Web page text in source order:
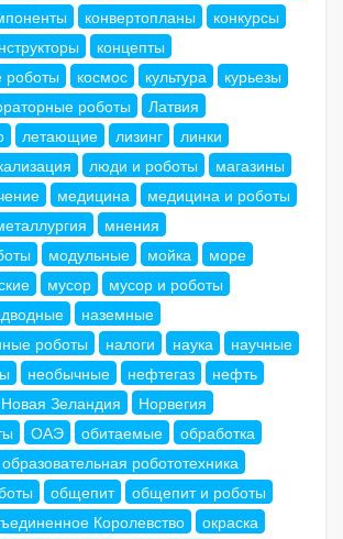
конвертопланы
конкурсы
концепты
роботы
космос культура
курьезы
роботы
Латвия
летающие лизинг
линки
люди и роботы
магазины
медицина
медицина и роботы
мнения
модульные мойка
море
мусор
мусор и роботы
наземные
роботы
налоги наука
научные
необычные нефтегаз
нефть
Новая Зеландия
Норвегия
ОАЭ обитаемые
обработка
образовательная робототехника
общепит
общепит и роботы
Королевство
окраска